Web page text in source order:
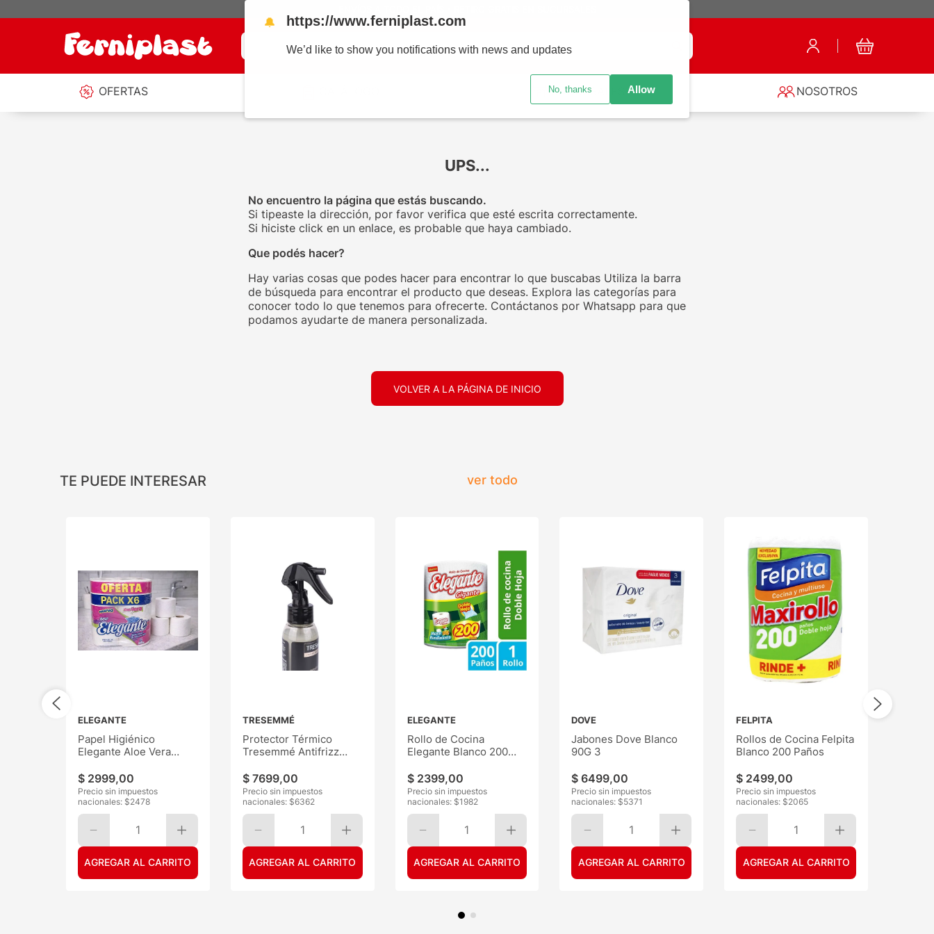
¿Qué estás buscando?
OFERTAS SUCURSALES NOSOTROS
UPS...
No encuentro la página que estás buscando.
Si tipeaste la dirección, por favor verifica que esté escrita correctamente.
Si hiciste click en un enlace, es probable que haya cambiado.
Que podés hacer?
Hay varias cosas que podes hacer para encontrar lo que buscabas Utiliza la barra
de búsqueda para encontrar el producto que deseas. Explora las categorías para
conocer todo lo que tenemos para ofrecerte. Contáctanos por Whatsapp para que
podamos ayudarte de manera personalizada.
VOLVER A LA PÁGINA DE INICIO
TE PUEDE INTERESAR ver todo
ELEGANTE
Papel Higiénico
Elegante Aloe Vera
$ 2999,00
Precio sin impuestos
nacionales: $2478
1
AGREGAR AL CARRITO
TRESEMMÉ
Protector Térmico
Tresemmé Antifrizz
$ 7699,00
Precio sin impuestos
nacionales: $6362
1
AGREGAR AL CARRITO
ELEGANTE
Rollo de Cocina
Elegante Blanco 200
$ 2399,00
Precio sin impuestos
nacionales: $1982
1
AGREGAR AL CARRITO
DOVE
Jabones Dove Blanco
90G 3
$ 6499,00
Precio sin impuestos
nacionales: $5371
1
AGREGAR AL CARRITO
FELPITA
Rollos de Cocina Felpita
Blanco 200 Paños
$ 2499,00
Precio sin impuestos
nacionales: $2065
1
AGREGAR AL CARRITO
🔔 https://www.ferniplast.com
We’d like to show you notifications with news and updates
No, thanks Allow